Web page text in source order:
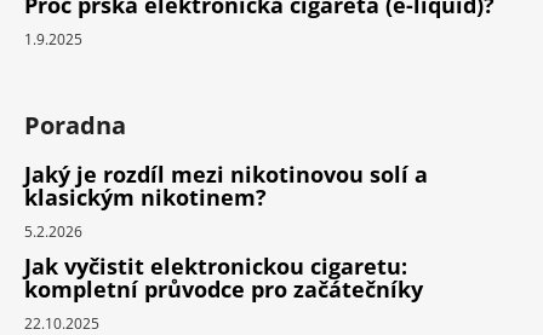
1.9.2025
Poradna
Jaký je rozdíl mezi nikotinovou solí a
klasickým nikotinem?
5.2.2026
Jak vyčistit elektronickou cigaretu:
kompletní průvodce pro začátečníky
22.10.2025